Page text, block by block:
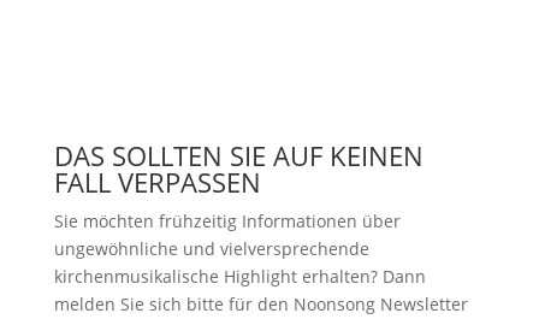
DAS SOLLTEN SIE AUF KEINEN
FALL VERPASSEN
Sie möchten frühzeitig Informationen über
ungewöhnliche und vielversprechende
kirchenmusikalische Highlight erhalten? Dann
melden Sie sich bitte für den Noonsong Newsletter